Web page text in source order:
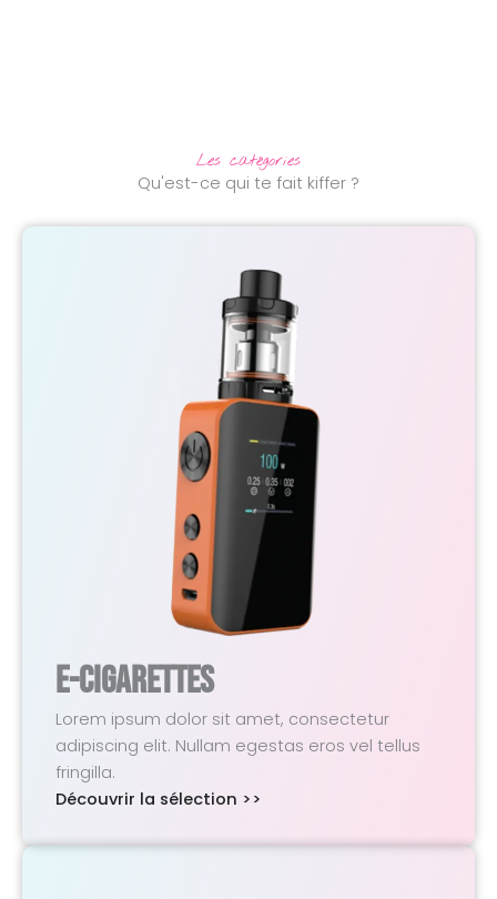
Les catégories
Qu'est-ce qui te fait kiffer ?
E-Cigarettes
Lorem ipsum dolor sit amet, consectetur
adipiscing elit. Nullam egestas eros vel tellus
fringilla.
Découvrir la sélection >>